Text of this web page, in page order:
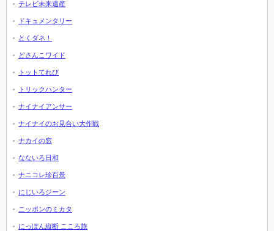
テレビ未来遺産
ドキュメンタリー
とくダネ！
どさんこワイド
トットてれび
トリックハンター
ナイナイアンサー
ナイナイのお見合い大作戦
ナカイの窓
なないろ日和
ナニコレ珍百景
にじいろジーン
ニッポンのミカタ
にっぽん縦断 こころ旅